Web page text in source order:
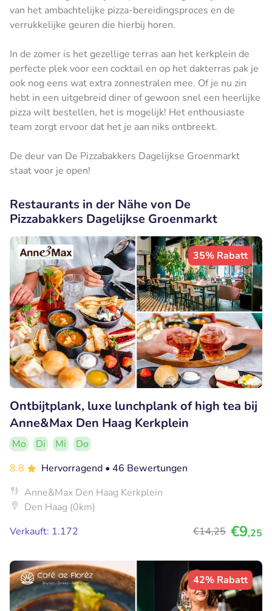
van het ambachtelijke pizza-bereidingsproces en de
verrukkelijke geuren die hierbij horen.
In de zomer is het gezellige terras aan het kerkplein de
perfecte plek voor een cocktail en op het dakterras pak je
ook nog eens wat extra zonnestralen mee. Of je nu zin
hebt in een uitgebreid diner of gewoon snel een heerlijke
pizza wilt bestellen, het is mogelijk! Het enthousiaste
team zorgt ervoor dat het je aan niks ontbreekt.
De deur van De Pizzabakkers Dagelijkse Groenmarkt
staat voor je open!
Restaurants in der Nähe von De
Pizzabakkers Dagelijkse Groenmarkt
35% Rabatt
Ontbijtplank, luxe lunchplank of high tea bij
Anne&Max Den Haag Kerkplein
Mo Di Mi
Do
8.8
Hervorragend • 46 Bewertungen
Anne&Max Den Haag Kerkplein
Den Haag (0km)
Verkauft: 1.172
€14,25 €9,25
42% Rabatt